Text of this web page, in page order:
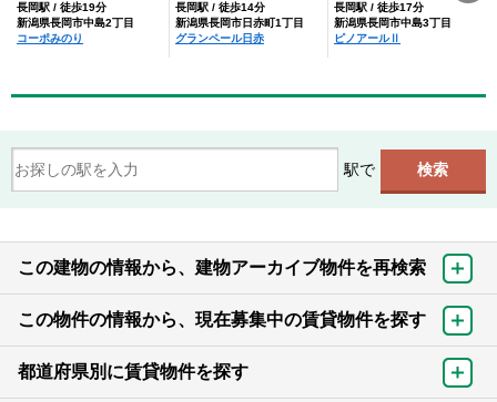
長岡駅 / 徒歩19分
新潟県長岡市中島2丁目
コーポみのり
長岡駅 / 徒歩14分
新潟県長岡市日赤町1丁目
グランペール日赤
長岡駅 / 徒歩17分
新潟県長岡市中島3丁目
ピノアールⅡ
駅で
この建物の情報から、建物アーカイブ物件を再検索
この物件の情報から、現在募集中の賃貸物件を探す
都道府県別に賃貸物件を探す